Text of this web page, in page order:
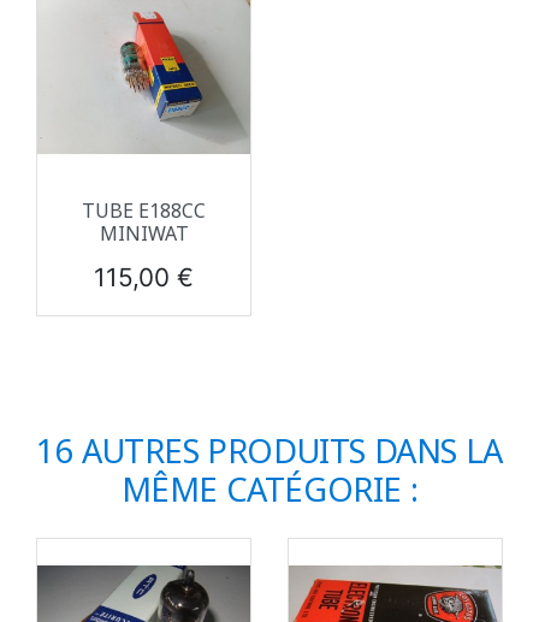
TUBE E188CC
MINIWAT
Prix
115,00 €
16 AUTRES PRODUITS DANS LA
MÊME CATÉGORIE :